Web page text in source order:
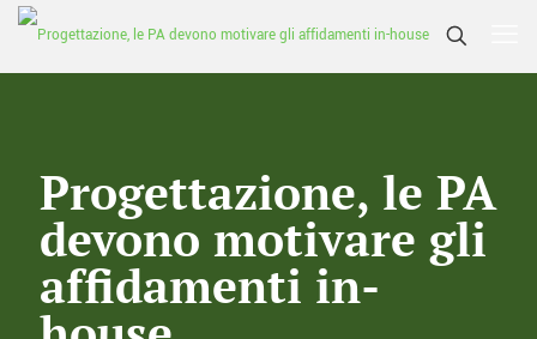
Progettazione, le PA
devono motivare gli
affidamenti in-